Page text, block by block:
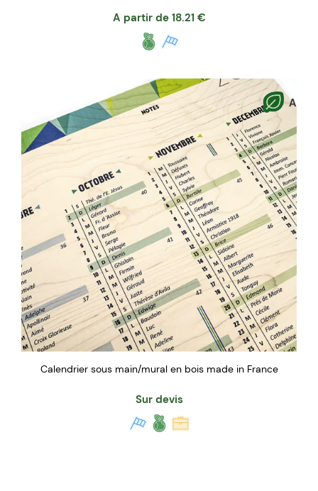
A partir de 18.21 €
A
Calendrier sous main/mural en bois made in France
Sur devis